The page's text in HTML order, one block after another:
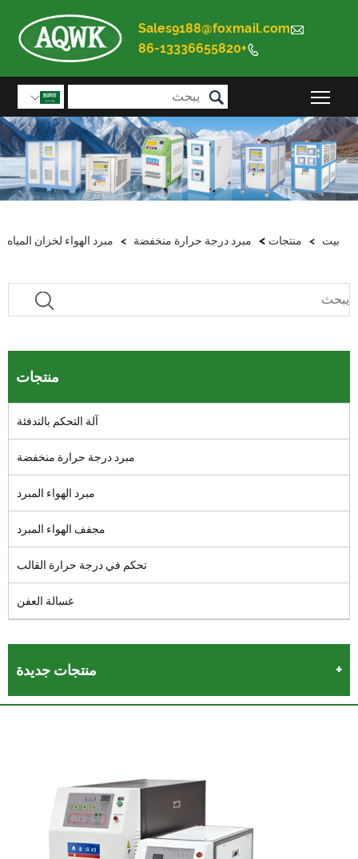

Sales9188@foxmail.com

+86-13336655820
 
تبديل رؤية القائمة الرئيسية
بيت > منتجات > مبرد درجة حرارة منخفضة > مبرد الهواء لخزان المياه
منتجات
آلة التحكم بالتدفئة
مبرد درجة حرارة منخفضة
مبرد الهواء المبرد
مجفف الهواء المبرد
تحكم في درجة حرارة القالب
غسالة العفن
منتجات جديدة